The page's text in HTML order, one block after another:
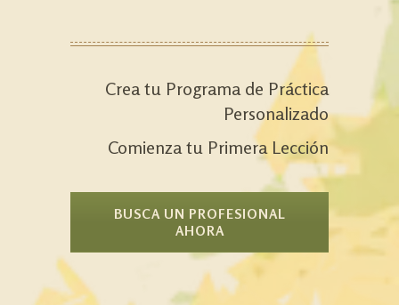
Crea tu Programa de Práctica
Personalizado
Comienza tu Primera Lección
BUSCA UN PROFESIONAL
AHORA